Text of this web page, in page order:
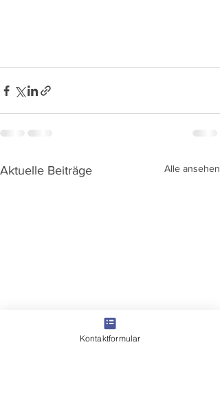
Aktuelle Beiträge Alle ansehen
Kontaktformular